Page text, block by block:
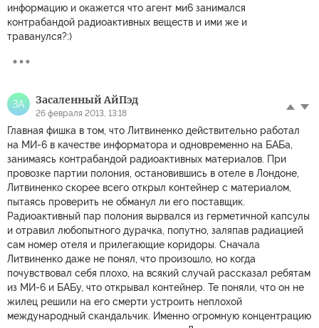
информацию и окажется что агент ми6 занимался
контрабандой радиоактивных веществ и ими же и
траванулся?:)
ЗА Засаленный АйПэд
26 февраля 2013, 13:18
Главная фишка в том, что Литвиненко действительно работал
на МИ-6 в качестве информатора и одновременно на БАБа,
занимаясь контрабандой радиоактивных материалов. При
провозке партии полония, остановившись в отеле в Лондоне,
Литвиненко скорее всего открыл контейнер с материалом,
пытаясь проверить не обманул ли его поставщик.
Радиоактивный пар полония вырвался из герметичной капсулы
и отравил любопытного дурачка, попутно, заляпав радиацией
сам номер отеля и прилегающие коридоры. Сначала
Литвиненко даже не понял, что произошло, но когда
почувствовал себя плохо, на всякий случай рассказал ребятам
из МИ-6 и БАБу, что открывал контейнер. Те поняли, что он не
жилец решили на его смерти устроить неплохой
международный скандальчик. Именно огромную концентрацию